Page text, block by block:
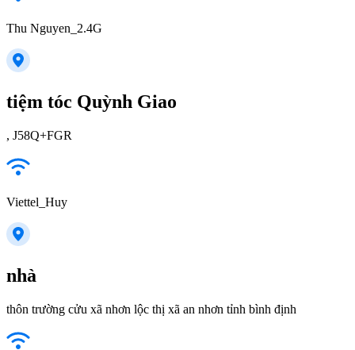
Thu Nguyen_2.4G
tiệm tóc Quỳnh Giao
, J58Q+FGR
Viettel_Huy
nhà
thôn trường cửu xã nhơn lộc thị xã an nhơn tỉnh bình định